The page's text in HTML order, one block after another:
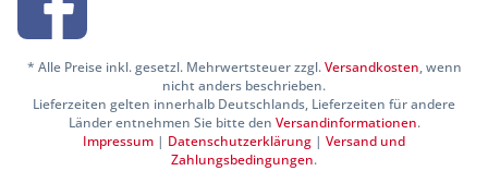
* Alle Preise inkl. gesetzl. Mehrwertsteuer zzgl.Versandkosten, wenn
nicht anders beschrieben.
Lieferzeiten gelten innerhalb Deutschlands, Lieferzeiten für andere
Länder entnehmen Sie bitte den Versandinformationen.
Impressum | Datenschutzerklärung | Versand und
Zahlungsbedingungen.